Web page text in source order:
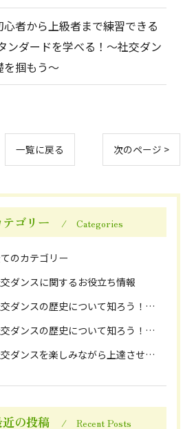
者から上級者まで練習できる
ンダードを学べる！～社交ダン
を掴もう～
一覧に戻る 次のページ >
テゴリー Categories
のカテゴリー
ダンスに関するお役立ち情報
ダンスの歴史について知ろう！(1)
ダンスの歴史について知ろう！(2)
ダンスを楽しみながら上達させる方法
の投稿 Recent Posts